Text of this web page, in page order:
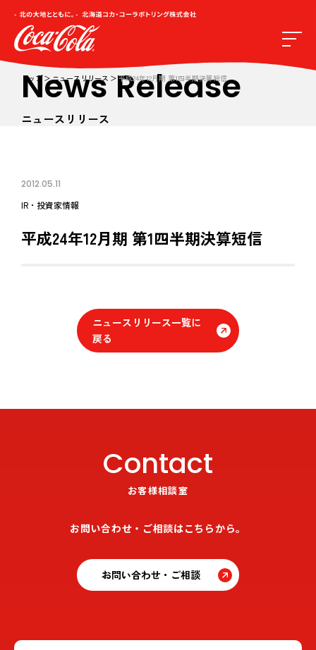
トップ ニュースリリース 平成24年12月期 第1四半期決算短信
News Release
ニュースリリース
2012.05.11
IR・投資家情報
平成24年12月期 第1四半期決算短信
ニュースリリース一覧に
戻る
Contact
お客様相談室
お問い合わせ・ご相談はこちらから。
お問い合わせ・ご相談